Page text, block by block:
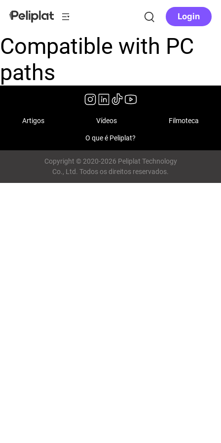
Login
Compatible with PC
paths
Artigos Vídeos Filmoteca
O que é Peliplat?
Copyright © 2020-2026 Peliplat Technology
Co., Ltd. Todos os direitos reservados.